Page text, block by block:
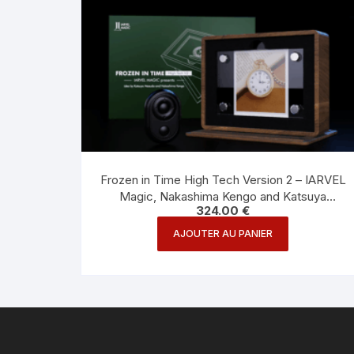
Frozen in Time High Tech Version 2 – IARVEL
Magic, Nakashima Kengo and Katsuya
Masuda
324.00 €
AJOUTER AU PANIER